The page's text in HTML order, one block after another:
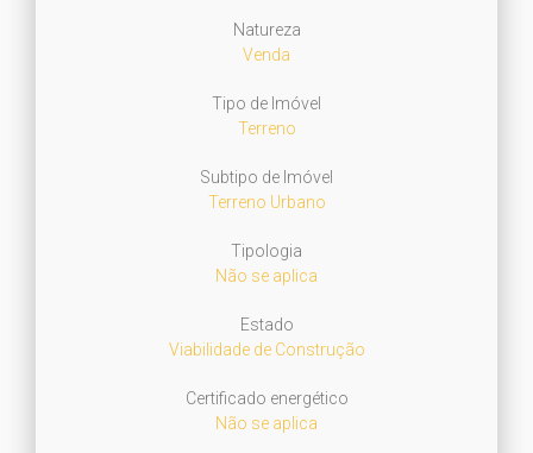
Natureza
Venda
Tipo de Imóvel
Terreno
Subtipo de Imóvel
Terreno Urbano
Tipologia
Não se aplica
Estado
Viabilidade de Construção
Certificado energético
Não se aplica